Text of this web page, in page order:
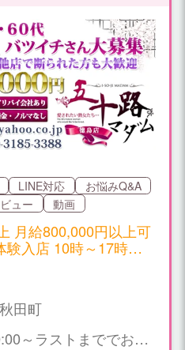
LINE対応
お悩みQ&A
ュー 動画
月給800,000円以上可
円/月（平均） 例
田町